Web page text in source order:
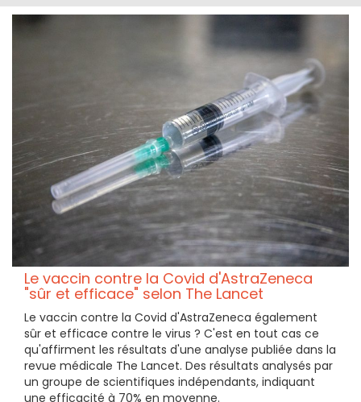
Le vaccin contre la Covid d'AstraZeneca
"sûr et efficace" selon The Lancet
Le vaccin contre la Covid d'AstraZeneca également
sûr et efficace contre le virus ? C'est en tout cas ce
qu'affirment les résultats d'une analyse publiée dans la
revue médicale The Lancet. Des résultats analysés par
un groupe de scientifiques indépendants, indiquant
une efficacité à 70% en moyenne.